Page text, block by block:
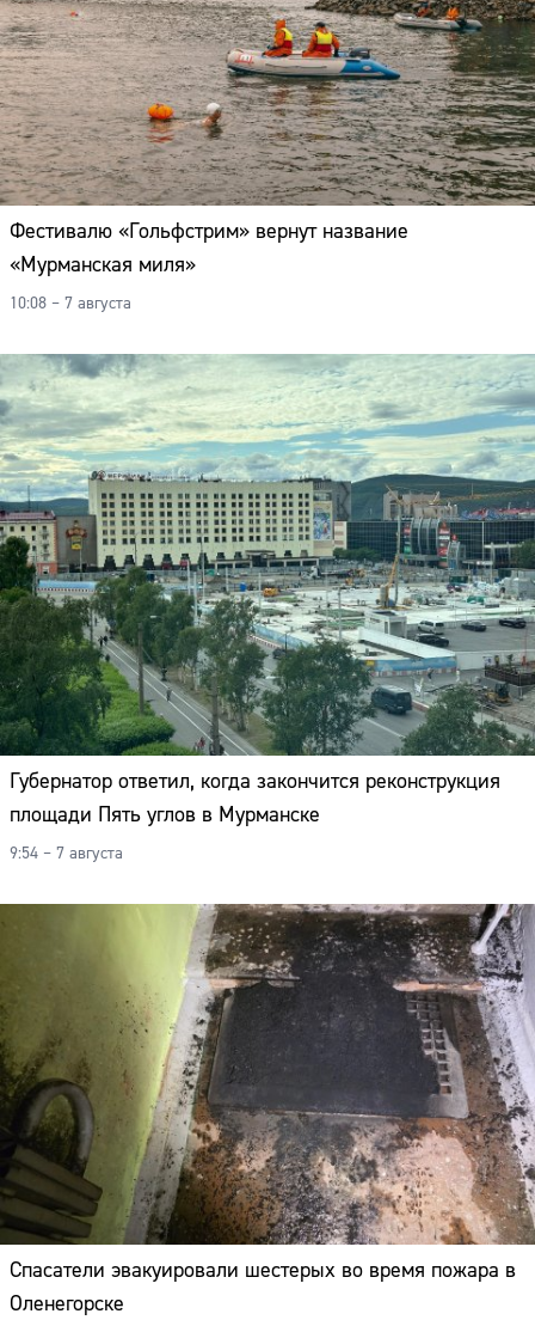
Фестивалю «Гольфстрим» вернут название
«Мурманская миля»
10:08 – 7 августа
Губернатор ответил, когда закончится реконструкция
площади Пять углов в Мурманске
9:54 – 7 августа
Спасатели эвакуировали шестерых во время пожара в
Оленегорске
Адрес:
Телефон: